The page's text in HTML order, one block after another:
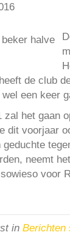
de club
wel een keer
zal het gaan
dit voorjaar
geduchte
neemt
voor
in Berichten